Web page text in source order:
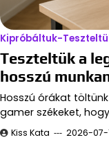
Kipróbáltuk-
Teszteltük a
hosszú
Hosszú órákat
gamer székeket,
Kiss Kata 2026-07-